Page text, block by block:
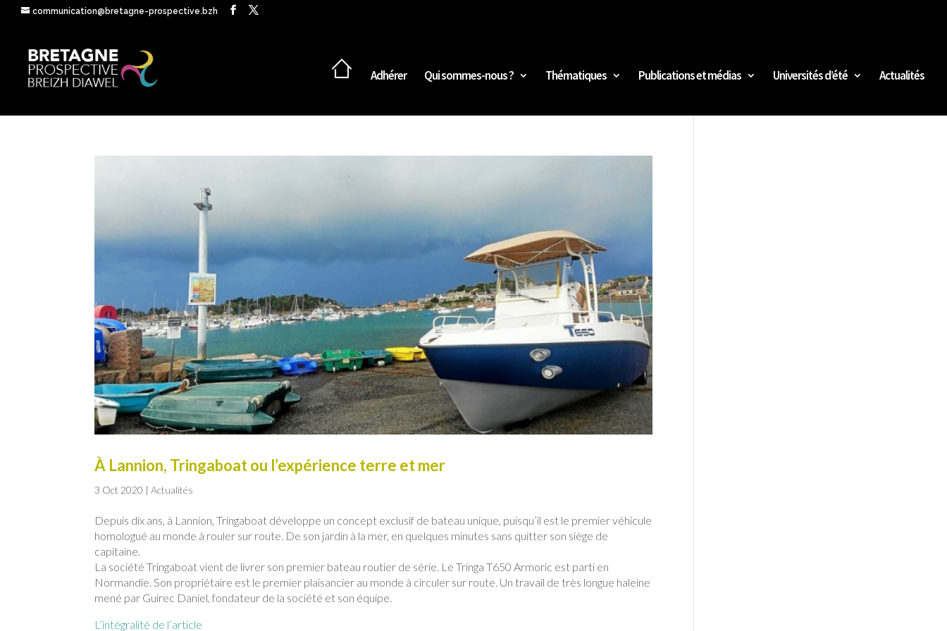
communication@bretagne-prospective.bzh
Adhérer Qui sommes-nous ? Thématiques Publications et médias Universités d’été Actualités
À Lannion, Tringaboat ou l’expérience terre et mer
3 Oct 2020 |Actualités
Depuis dix ans, à Lannion, Tringaboat développe un concept exclusif de bateau unique, puisqu’il est le premier véhicule
homologué au monde à rouler sur route. De son jardin à la mer, en quelques minutes sans quitter son siège de
capitaine.
La société Tringaboat vient de livrer son premier bateau routier de série. Le Tringa T650 Armoric est parti en
Normandie. Son propriétaire est le premier plaisancier au monde à circuler sur route. Un travail de très longue haleine
mené par Guirec Daniel, fondateur de la société et son équipe.
L’intégralité de l’article